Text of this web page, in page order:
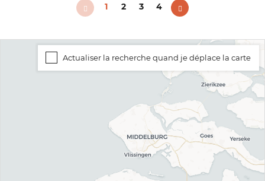
1 2 3 4
Actualiser la recherche quand je déplace la carte